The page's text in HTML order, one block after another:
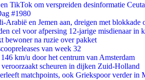
TikTok om verspreiden desinformatie Ceuta
#1980
Arabië en Jemen aan, dreigen met blokkade
cel voor afpersing 12-jarige misdienaar in
bewoner na ruzie over pakket
van week 32
km/u door het centrum van Amsterdam
scheuren in dijken Zuid-Holland
matchpoints, ook Griekspoor verder in